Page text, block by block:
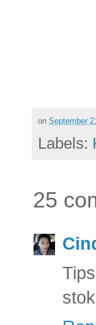
on September
Labels:
25